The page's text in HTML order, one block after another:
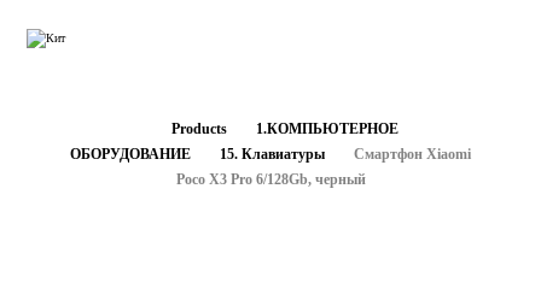
Products
1.КОМПЬЮТЕРНОЕ
ОБОРУДОВАНИЕ
15. Клавиатуры
Смартфон Xiaomi
Poco X3 Pro 6/128Gb, черный